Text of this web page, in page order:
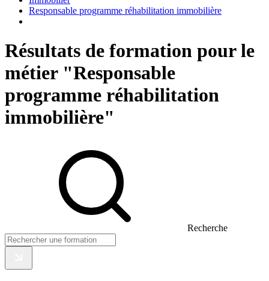
Responsable programme réhabilitation immobilière
Résultats de formation pour le
métier "Responsable
programme réhabilitation
immobilière"
Recherche